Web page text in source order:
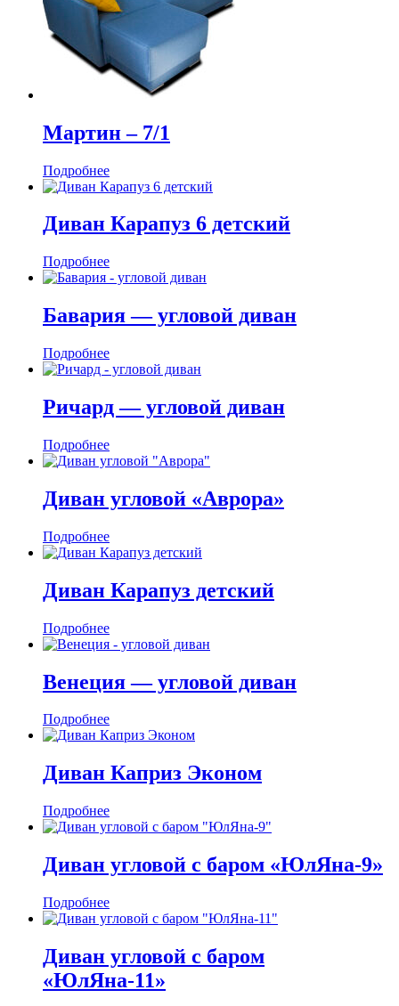
Мартин ‒ 7/1
Подробнее
Диван Карапуз 6 детский
Подробнее
Бавария — угловой диван
Подробнее
Ричард — угловой диван
Подробнее
Диван угловой «Аврора»
Подробнее
Диван Карапуз детский
Подробнее
Венеция — угловой диван
Подробнее
Диван Каприз Эконом
Подробнее
Диван угловой с баром «ЮлЯна-9»
Подробнее
Диван угловой с баром
«ЮлЯна-11»